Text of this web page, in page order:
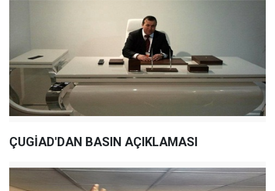
ÇUGİAD'DAN BASIN AÇIKLAMASI